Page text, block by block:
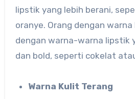
lipstik yang lebih berani,
oranye. Orang dengan
dengan warna-warna lipstik
dan bold, seperti cokelat
Warna Kulit Terang